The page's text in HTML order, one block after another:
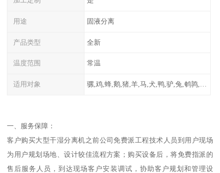
用途 固液分离
产品类型 全新
温度范围 常温
适用对象 骡,鸡,蜂,鹅,猪,羊,马,犬,鸭,驴,兔,鹌鹑,牛,鸽
一、服务保障：
客户购买大型干湿分离机之前公司免费派工程技术人员到用户现场
为用户规划场地、设计较佳流程方案；购买设备后，将免费指派的
售后服务人员，到达现场客户安装调试，协助客户规划和管理设